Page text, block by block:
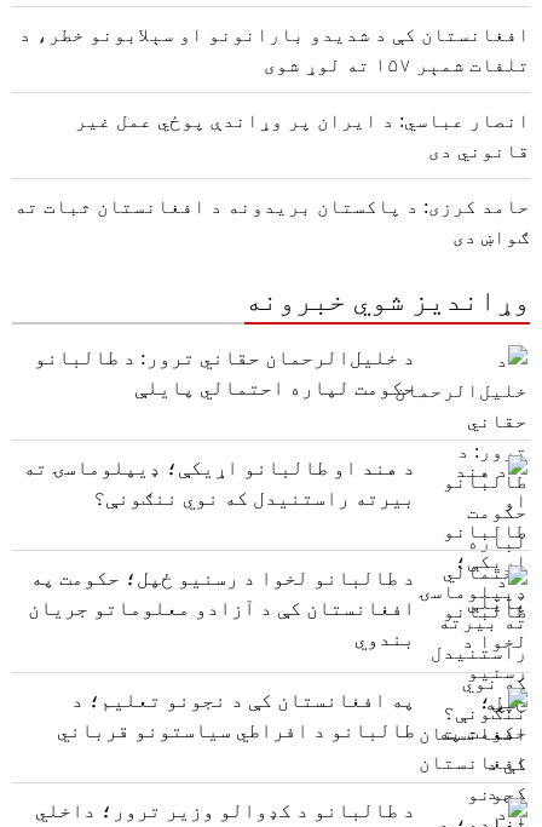
افغانستان کې د شدیدو بارانونو او سېلابونو خطر، د
تلفات شمېر ۱۵۷ ته لوړ شوی
انصار عباسي: د ایران پر وړاندې پوځي عمل غیر
قانوني دی
حامد کرزی: د پاکستان بریدونه د افغانستان ثبات ته
ګواښ دی
وړاندیز شوي خبرونه
د خلیل‌الرحمان حقاني ترور: د طالبانو
حکومت لپاره احتمالي پایلې
د هند او طالبانو اړیکې؛ ډیپلوماسۍ ته
بیرته راستنیدل که نوي ننګونې؟
د طالبانو لخوا د رسنیو ځپل؛ حکومت په
افغانستان کې د آزادو معلوماتو جریان
بندوي
په افغانستان کې د نجونو تعلیم؛ د
طالبانو د افراطي سیاستونو قرباني
د طالبانو د کډوالو وزیر ترور؛ داخلي